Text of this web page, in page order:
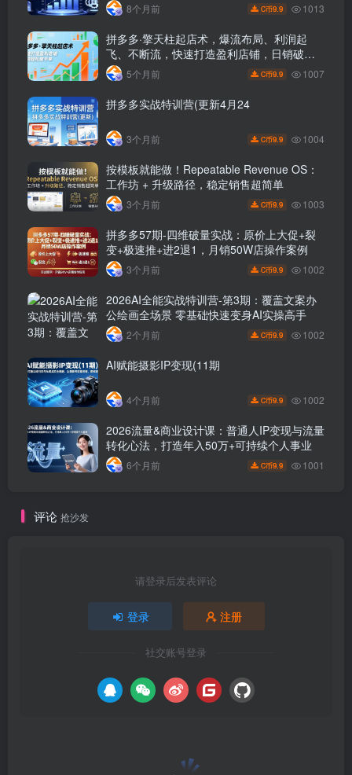
8个月前 C币9.9 1013
拼多多·擎天柱起店术，爆流布局、利润起
飞、不断流，快速打造盈利店铺，日销破千
单(更新5个月前 C币9.9 1007
拼多多实战特训营(更新4月24
3个月前 C币9.9 1004
按模板就能做！Repeatable Revenue OS：
工作坊 + 升级路径，稳定销售超简单
3个月前 C币9.9 1003
拼多多57期-四维破量实战：原价上大促+裂
变+极速推+进2退1，月销50W店操作案例
3个月前 C币9.9 1002
2026AI全能实战特训营-第3期：覆盖文案办
公绘画全场景 零基础快速变身AI实操高手
2个月前 C币9.9 1002
AI赋能摄影IP变现(11期
4个月前 C币9.9 1002
2026流量&商业设计课：普通人IP变现与流量
转化心法，打造年入50万+可持续个人事业
6个月前 C币9.9 1001
评论 抢沙发
请登录后发表评论
登录 注册
社交账号登录